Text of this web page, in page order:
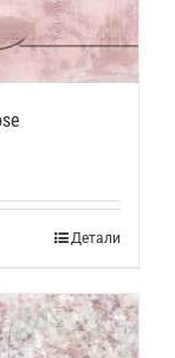
Детали